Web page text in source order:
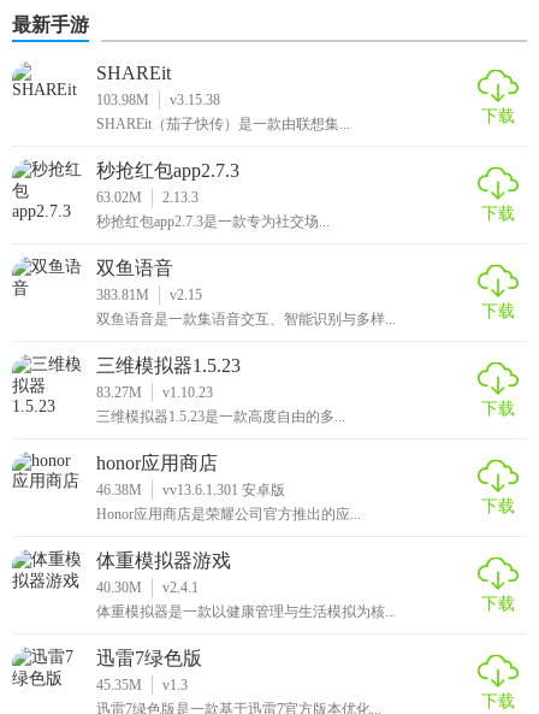
最新手游
SHAREit
103.98M
v3.15.38
SHAREit（茄子快传）是一款由联想集...
下载
秒抢红包app2.7.3
63.02M
2.13.3
秒抢红包app2.7.3是一款专为社交场...
下载
双鱼语音
383.81M
v2.15
双鱼语音是一款集语音交互、智能识别与多样...
下载
三维模拟器1.5.23
83.27M
v1.10.23
三维模拟器1.5.23是一款高度自由的多...
下载
honor应用商店
46.38M
vv13.6.1.301 安卓版
Honor应用商店是荣耀公司官方推出的应...
下载
体重模拟器游戏
40.30M
v2.4.1
体重模拟器是一款以健康管理与生活模拟为核...
下载
迅雷7绿色版
45.35M
v1.3
迅雷7绿色版是一款基于迅雷7官方版本优化...
下载